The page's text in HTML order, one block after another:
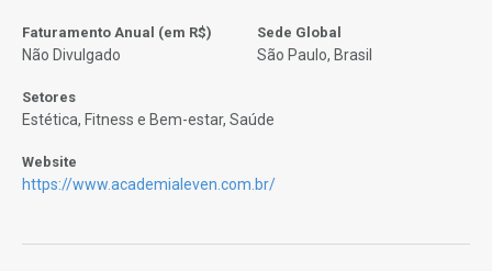
Faturamento Anual (em R$)
Não Divulgado
Sede Global
São Paulo, Brasil
Setores
Estética, Fitness e Bem-estar, Saúde
Website
https://www.academialeven.com.br/